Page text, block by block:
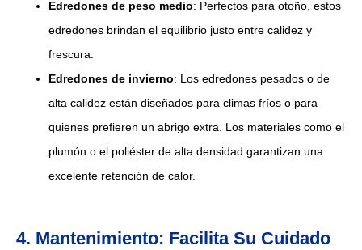
Edredones de peso medio: Perfectos para otoño, estos
edredones brindan el equilibrio justo entre calidez y
frescura.
Edredones de invierno: Los edredones pesados o de
alta calidez están diseñados para climas fríos o para
quienes prefieren un abrigo extra. Los materiales como el
plumón o el poliéster de alta densidad garantizan una
excelente retención de calor.
4. Mantenimiento: Facilita Su Cuidado